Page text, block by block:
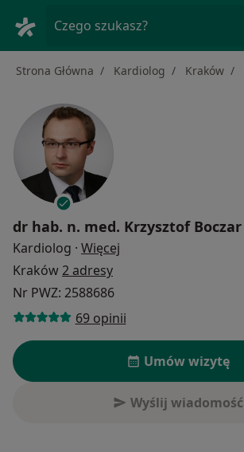
Czego szukasz?
Strona Główna Kardiolog Kraków
dr hab. n. med. Krzysztof Boczar
Kardiolog · Więcej
Kraków2 adresy
Nr PWZ: 2588686
69 opinii
Umów wizytę
Wyślij wiadomość